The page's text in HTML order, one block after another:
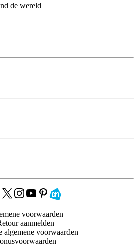
de wereld
voorwaarden
aanmelden
algemene voorwaarden